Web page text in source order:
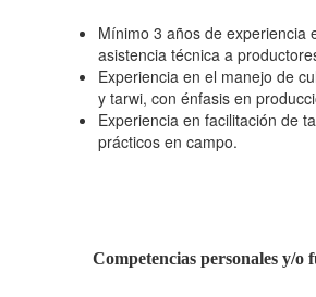
Mínimo 3 años de experiencia
asistencia técnica a
Experiencia en el manejo de
y tarwi, con énfasis en
Experiencia en facilitación de
prácticos en campo.
Competencias personales y/o